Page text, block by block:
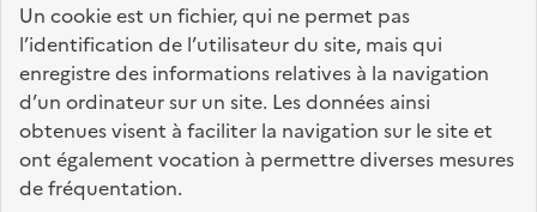
Un cookie est un fichier, qui ne permet pas
l’identification de l’utilisateur du site, mais qui
enregistre des informations relatives à la navigation
d’un ordinateur sur un site. Les données ainsi
obtenues visent à faciliter la navigation sur le site et
ont également vocation à permettre diverses mesures
de fréquentation.
FRANÇAISE
fonction-publique.gouv.fr
legifrance.gouv.fr
gouvernement.fr